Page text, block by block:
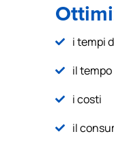
i tempi
il
i costi
il